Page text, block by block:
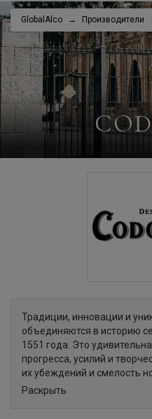
GlobalAlco Производители
Традиции, инновации и
объединяются в историю
1551 года. Это
прогресса, усилий и
их убеждений и смелость
написать историю
Раскрыть